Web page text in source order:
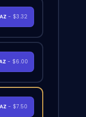
- $3.32
- $6.00
- $7.50